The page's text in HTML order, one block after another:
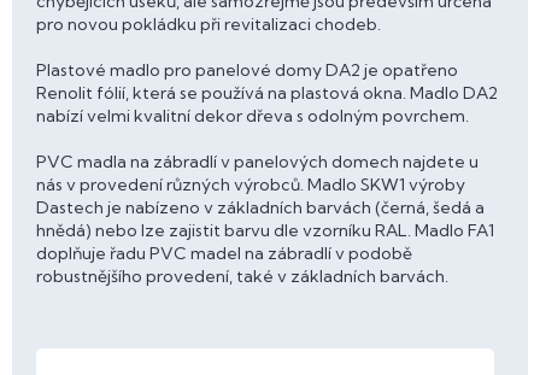
pro novou pokládku při revitalizaci chodeb.
Plastové madlo pro panelové domy DA2 je opatřeno
Renolit fólií, která se používá na plastová okna. Madlo DA2
nabízí velmi kvalitní dekor dřeva s odolným povrchem.
PVC madla na zábradlí v panelových domech najdete u
nás v provedení různých výrobců. Madlo SKW1 výroby
Dastech je nabízeno v základních barvách (černá, šedá a
hnědá) nebo lze zajistit barvu dle vzorníku RAL. Madlo FA1
doplňuje řadu PVC madel na zábradlí v podobě
robustnějšího provedení, také v základních barvách.